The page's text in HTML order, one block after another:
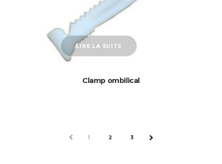
LIRE LA SUITE
Clamp ombilical
PREV1 2 3 NEXT